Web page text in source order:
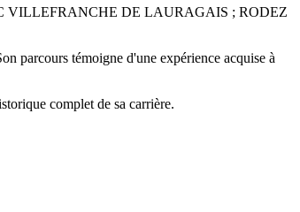
VILLEFRANCHE DE LAURAGAIS ; RODEZ
témoigne d'une expérience acquise à
complet de sa carrière.